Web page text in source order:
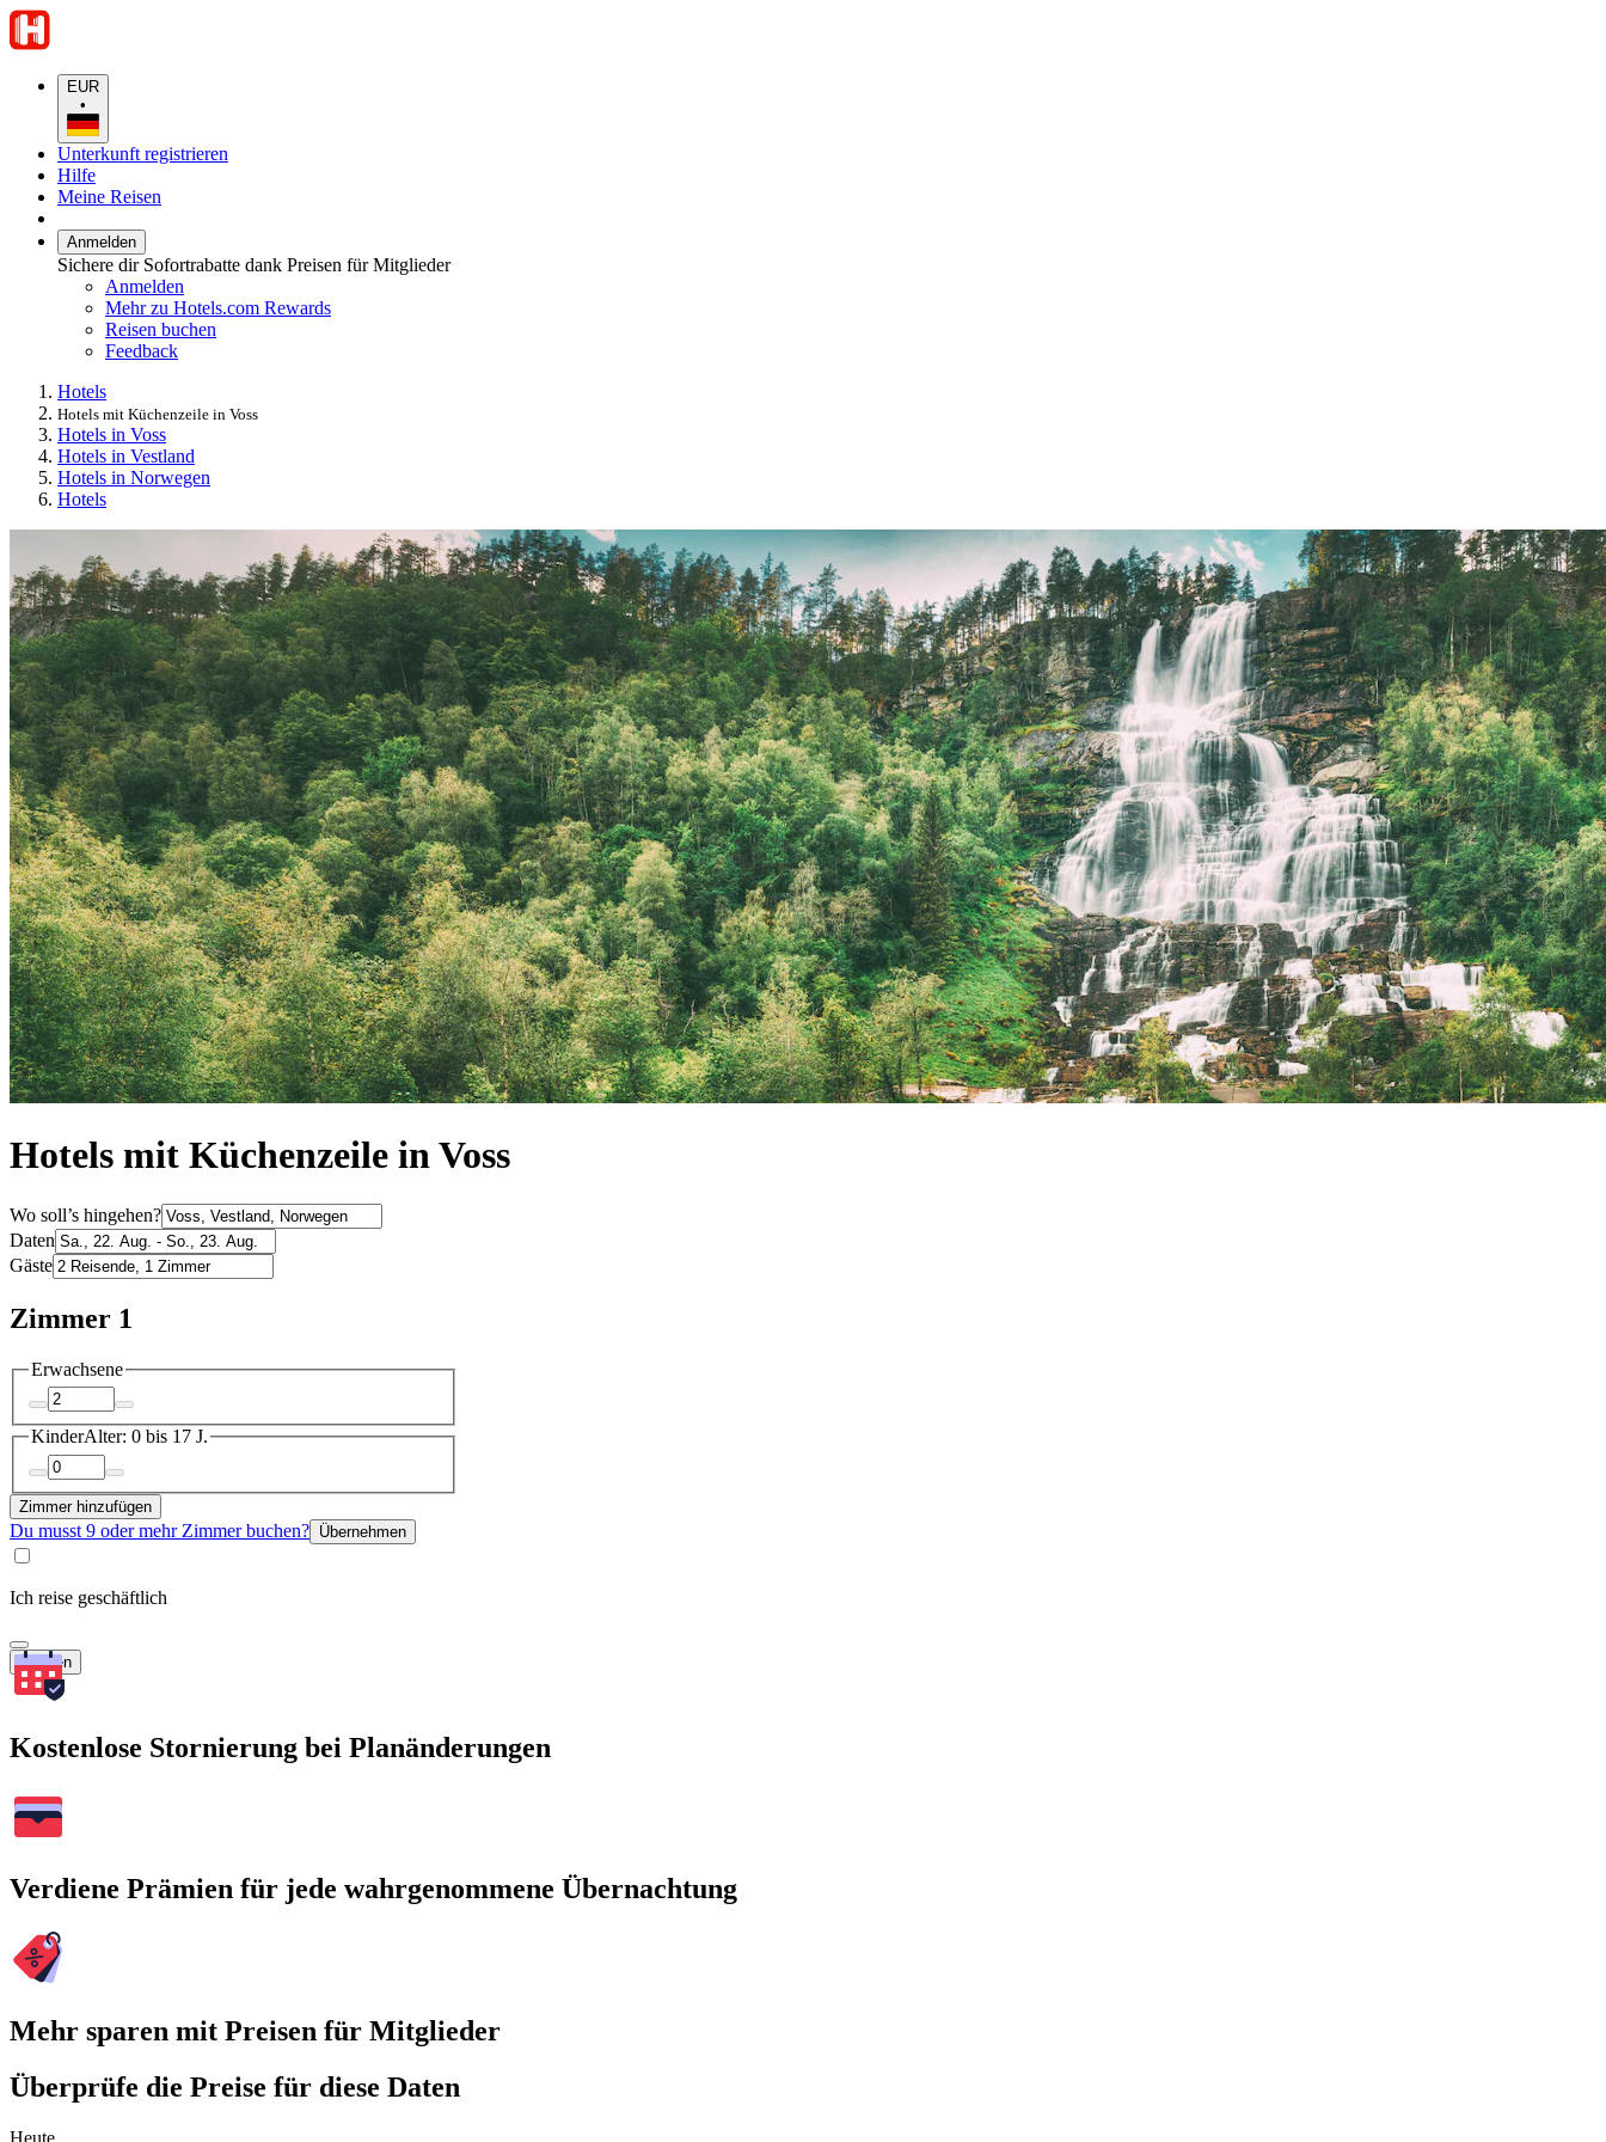
EUR
•
Unterkunft registrieren
Hilfe
Meine Reisen
Anmelden
Sichere dir Sofortrabatte dank Preisen für Mitglieder
Anmelden
Mehr zu Hotels.com Rewards
Reisen buchen
Feedback
Hotels
Hotels mit Küchenzeile in Voss
Hotels in Voss
Hotels in Vestland
Hotels in Norwegen
Hotels
Hotels mit Küchenzeile in Voss
Wo soll’s hingehen?
Daten
Gäste
Zimmer 1
Erwachsene
KinderAlter: 0 bis 17 J.
Zimmer hinzufügen
Du musst 9 oder mehr Zimmer buchen? Übernehmen
Ich reise geschäftlich
Suchen
Kostenlose Stornierung bei Planänderungen
Verdiene Prämien für jede wahrgenommene Übernachtung
Mehr sparen mit Preisen für Mitglieder
Überprüfe die Preise für diese Daten